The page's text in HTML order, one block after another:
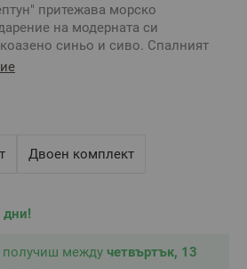
притежава морско
на модерната си
синьо и сиво. Спалният
подарък за любимия мъж!
Сив едноцветен
няколко комбинации
на изключителните
Двоен комплект
дни!
получиш между четвъртък, 13